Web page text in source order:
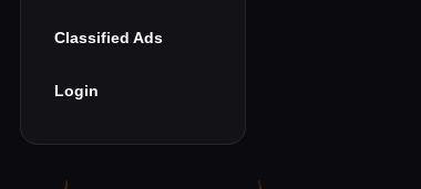
Classified Ads
Login